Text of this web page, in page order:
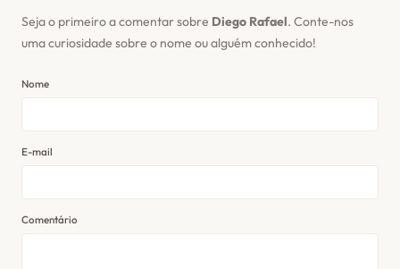
Seja o primeiro a comentar sobre Diego Rafael. Conte-nos
uma curiosidade sobre o nome ou alguém conhecido!
Nome
E-mail
Comentário